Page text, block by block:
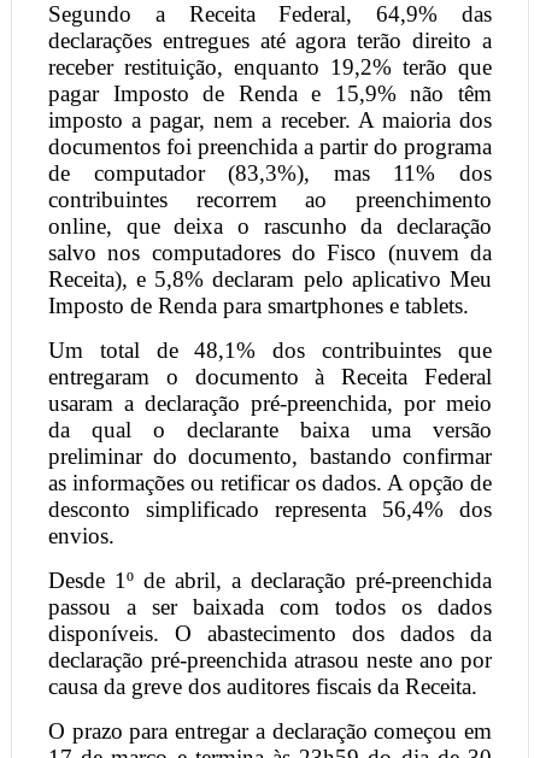
Segundo a Receita Federal, 64,9% das
declarações entregues até agora terão direito a
receber restituição, enquanto 19,2% terão que
pagar Imposto de Renda e 15,9% não têm
imposto a pagar, nem a receber. A maioria dos
documentos foi preenchida a partir do programa
de computador (83,3%), mas 11% dos
contribuintes recorrem ao preenchimento
online, que deixa o rascunho da declaração
salvo nos computadores do Fisco (nuvem da
Receita), e 5,8% declaram pelo aplicativo Meu
Imposto de Renda para smartphones e tablets.
Um total de 48,1% dos contribuintes que
entregaram o documento à Receita Federal
usaram a declaração pré-preenchida, por meio
da qual o declarante baixa uma versão
preliminar do documento, bastando confirmar
as informações ou retificar os dados. A opção de
desconto simplificado representa 56,4% dos
envios.
Desde 1º de abril, a declaração pré-preenchida
passou a ser baixada com todos os dados
disponíveis. O abastecimento dos dados da
declaração pré-preenchida atrasou neste ano por
causa da greve dos auditores fiscais da Receita.
O prazo para entregar a declaração começou em